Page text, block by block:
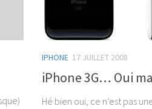
IPHONE 17 JUILLET 2008
iPhone 3G… Oui
Hé bien oui, ce n’est pas